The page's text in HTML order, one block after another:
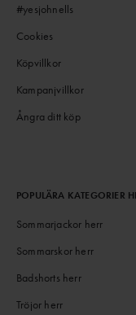
#yesjohnells
Cookies
Köpvillkor
Kampanjvillkor
Ångra ditt köp
POPULÄRA KATEGORIER
Sommarjackor herr
Sommarskor herr
Badshorts herr
Tröjor herr